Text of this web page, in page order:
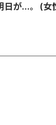
日が…。 (女